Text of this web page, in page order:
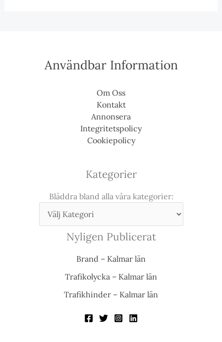
Användbar Information
Om Oss
Kontakt
Annonsera
Integritetspolicy
Cookiepolicy
Kategorier
Bläddra bland alla våra kategorier:
Nyligen Publicerat
Brand – Kalmar län
Trafikolycka – Kalmar län
Trafikhinder – Kalmar län